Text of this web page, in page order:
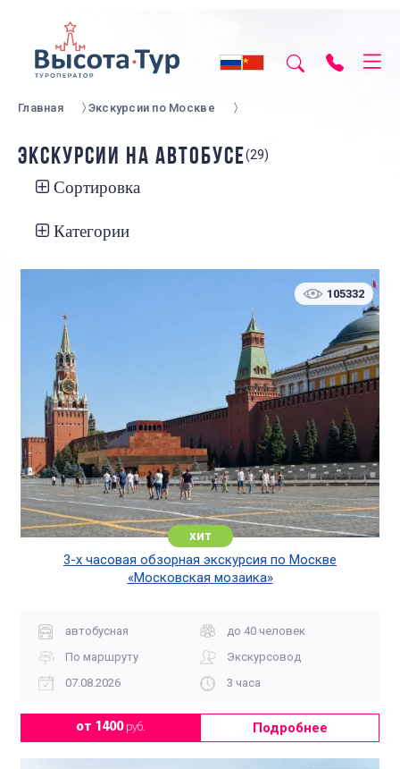
Главная Экскурсии по Москве
ЭКСКУРСИИ НА АВТОБУСЕ(29)
Сортировка
Категории
105332
хит
3-х часовая обзорная экскурсия по Москве
«Московская мозаика»
автобусная
до 40 человек
По маршруту
Экскурсовод
07.08.2026
3 часа
от 1400руб. Подробнее